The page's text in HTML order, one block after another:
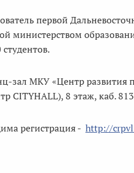
первой
министерством
зал МКУ «Центр развития
CITYHALL), 8 этаж, каб.
регистрация - http://